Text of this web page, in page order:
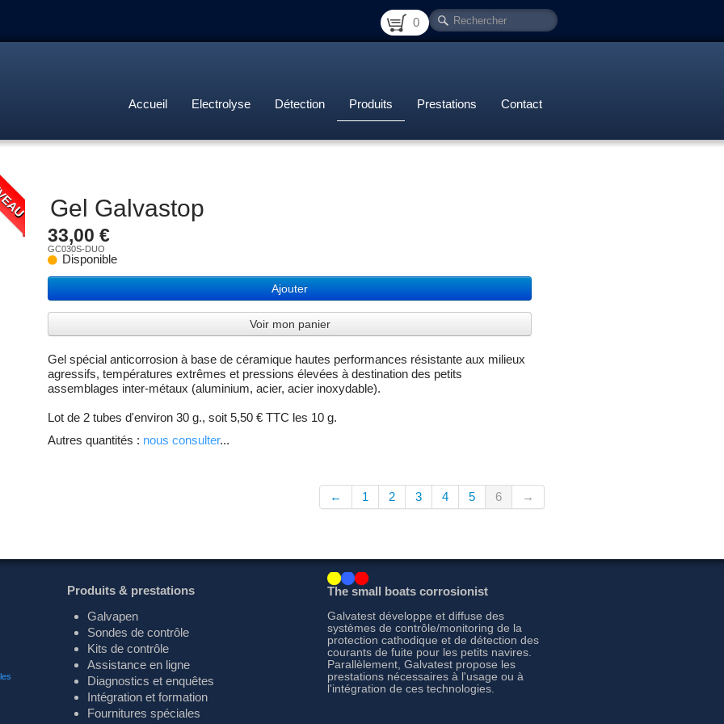
0
Accueil Electrolyse Détection Produits Prestations Contact
Gel Galvastop
33,00 €
GC030S-DUO
Disponible
Ajouter
Voir mon panier
Gel spécial anticorrosion à base de céramique hautes performances résistante aux milieux
agressifs, températures extrêmes et pressions élevées à destination des petits
assemblages inter-métaux (aluminium, acier, acier inoxydable).
Lot de 2 tubes d'environ 30 g., soit 5,50 € TTC les 10 g.
Autres quantités : nous consulter...
← 1 2 3 4 5 6 →
Produits & prestations
Galvapen
Sondes de contrôle
Kits de contrôle
Assistance en ligne
Diagnostics et enquêtes
Intégration et formation
Fournitures spéciales
The small boats corrosionist
Galvatest développe et diffuse des
systèmes de contrôle/monitoring de la
protection cathodique et de détection des
courants de fuite pour les petits navires.
Parallèlement, Galvatest propose les
prestations nécessaires à l'usage ou à
l'intégration de ces technologies.